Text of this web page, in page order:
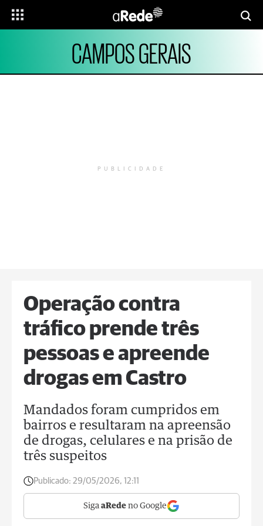
CAMPOS GERAIS
PUBLICIDADE
Operação contra
tráfico prende três
pessoas e apreende
drogas em Castro
Mandados foram cumpridos em
bairros e resultaram na apreensão
de drogas, celulares e na prisão de
três suspeitos
Publicado: 29/05/2026, 12:11
Siga aRede no Google